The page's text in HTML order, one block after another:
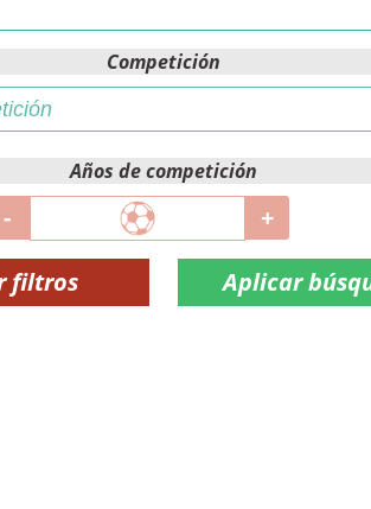
Competición
Años de competición
-
+
filtros